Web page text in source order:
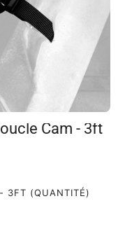
Cam - 3ft
3FT (QUANTITÉ)